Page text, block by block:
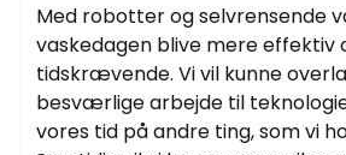
Med robotter og selvrensende
vaskedagen blive mere effektiv
tidskrævende. Vi vil kunne
besværlige arbejde til
vores tid på andre ting, som vi